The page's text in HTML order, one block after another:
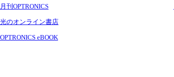
月刊OPTRONICS
光のオンライン書店
OPTRONICS eBOOK